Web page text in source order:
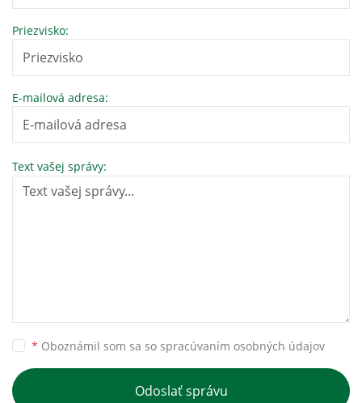
Priezvisko:
E-mailová adresa:
Text vašej správy:
* Oboznámil som sa so spracúvaním osobných údajov
Odoslať správu